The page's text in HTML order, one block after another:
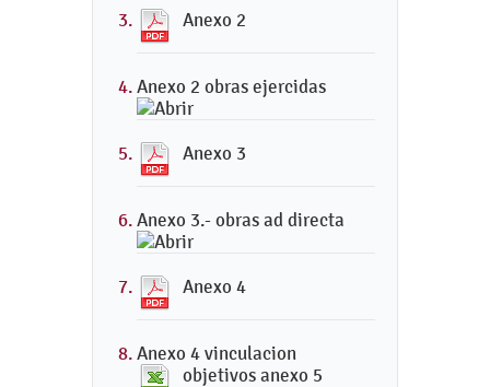
Anexo 2
Anexo 2 obras ejercidas
Anexo 3
Anexo 3.- obras ad directa
Anexo 4
Anexo 4 vinculacion
objetivos anexo 5